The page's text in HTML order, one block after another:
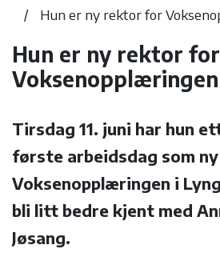
Hun er ny rektor for
Hun er ny rektor for
Voksenopplæringen
Tirsdag 11. juni har hun
første arbeidsdag som
Voksenopplæringen i
bli litt bedre kjent med
Jøsang.